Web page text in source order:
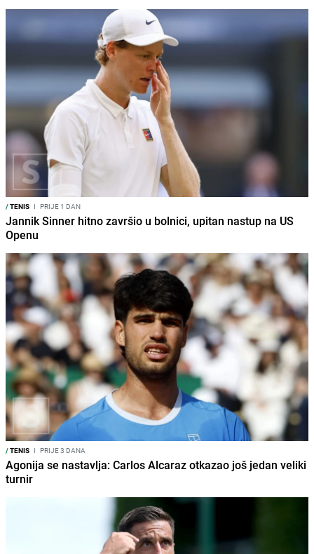
/TENIS I PRIJE 1 DAN
Jannik Sinner hitno završio u bolnici, upitan nastup na US
Openu
/TENIS I PRIJE 3 DANA
Agonija se nastavlja: Carlos Alcaraz otkazao još jedan veliki
turnir